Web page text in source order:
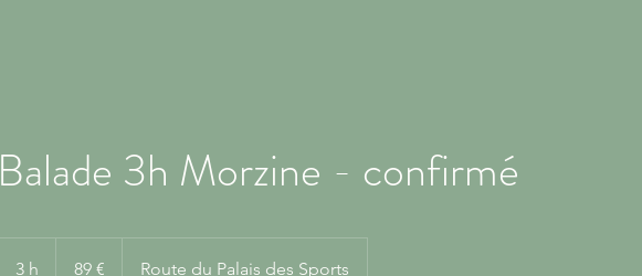
Balade 3h Morzine - confirmé
3 h 89 € Route du Palais des Sports